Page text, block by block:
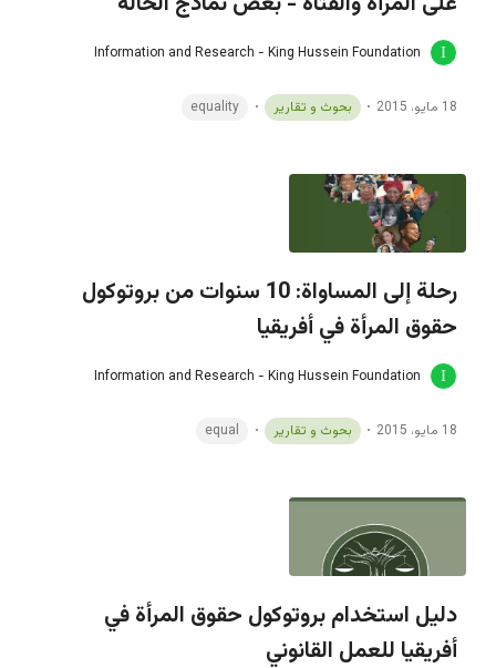
Information and Research - King Hussein Foundation
18 مايو، 2015 بحوث و تقارير equality
رحلة إلى المساواة: 10 سنوات من بروتوكول
حقوق المرأة في أفريقيا
Information and Research - King Hussein Foundation
18 مايو، 2015 بحوث و تقارير equal
دليل استخدام بروتوكول حقوق المرأة في
أفريقيا للعمل القانوني